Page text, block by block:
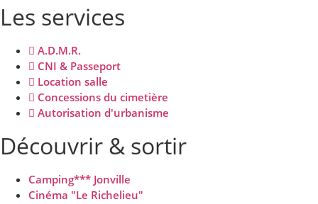
Les services
A.D.M.R.
CNI & Passeport
Location salle
Concessions du cimetière
Autorisation d'urbanisme
Découvrir & sortir
Camping*** Jonville
Cinéma "Le Richelieu"